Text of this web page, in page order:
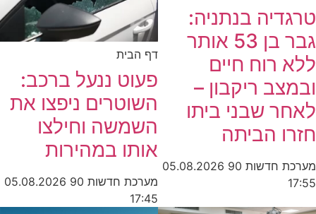
טרגדיה בנתניה:
גבר בן 53 אותר
ללא רוח חיים
ובמצב ריקבון –
לאחר שבני ביתו
חזרו הביתה
מערכת חדשות 90
05.08.2026
17:55
דף הבית
פעוט ננעל ברכב:
השוטרים ניפצו את
השמשה וחילצו
אותו במהירות
מערכת חדשות 90
05.08.2026
17:45